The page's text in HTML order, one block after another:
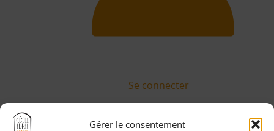
Gérer le consentement
Se connecter